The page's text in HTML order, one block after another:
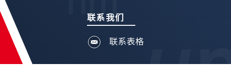
联系我们
联系表格